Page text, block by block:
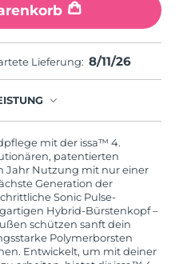
Lieferung: 8/11/26
Kaufdatum Anlass zur
Produktes haben
Produkt von
mit der issa™ 4.
patentierten
Jahr Nutzung mit nur einer
Generation der
Sonic Pulse-
Hybrid-Bürstenkopf –
schützen sanft dein
Polymerborsten
Entwickelt, um mit deiner